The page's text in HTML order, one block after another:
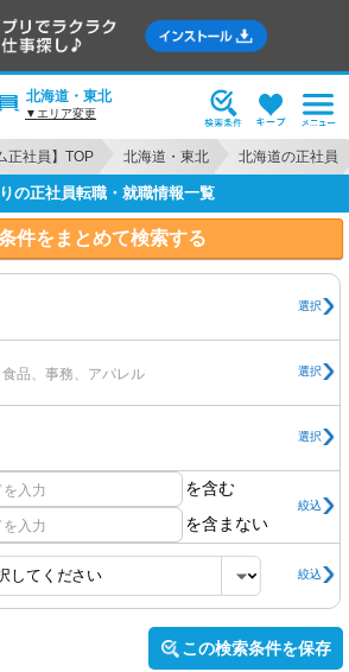
北海道・東北
▼エリア変更
正社員】TOP 北海道・東北 北海道の正社員
の正社員転職・就職情報一覧
件をまとめて検索する
選択
品、事務、アパレル 選択
選択
を含む
を含まない
絞込
絞込
この検索条件を保存